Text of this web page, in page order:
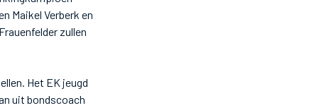
Maikel Verberk en
zullen
Het EK jeugd
uit bondscoach